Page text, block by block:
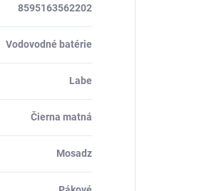
8595163562202
Vodovodné batérie
Labe
Čierna matná
Mosadz